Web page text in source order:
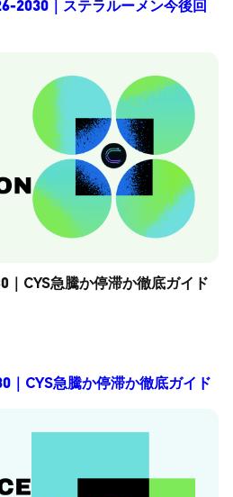
2030｜ステラルーメン今後回
CYS急騰か停滞か徹底ガイド
｜CYS急騰か停滞か徹底ガイド